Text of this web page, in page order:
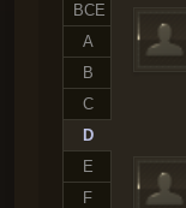
ВСЕ
A
B
C
D
E
F